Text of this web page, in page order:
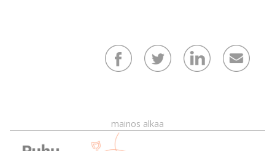
mainos alkaa